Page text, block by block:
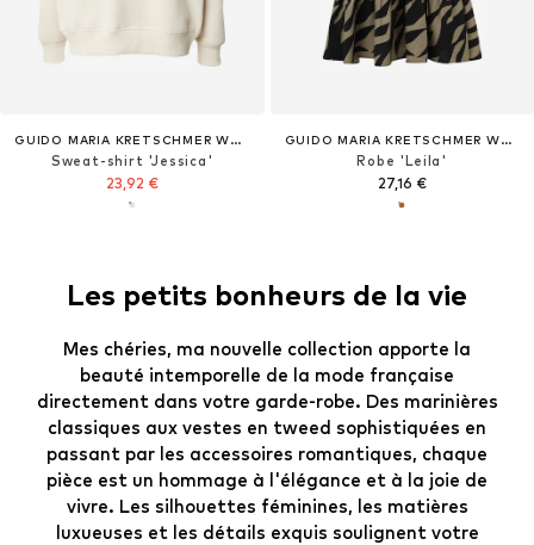
GUIDO MARIA KRETSCHMER WOMEN
Sweat-shirt 'Jessica'
23,92 €
GUIDO MARIA KRETSCHMER WOMEN
Robe 'Leila'
27,16 €
Les petits bonheurs de la vie
Mes chéries, ma nouvelle collection apporte la
beauté intemporelle de la mode française
directement dans votre garde-robe. Des marinières
classiques aux vestes en tweed sophistiquées en
passant par les accessoires romantiques, chaque
pièce est un hommage à l'élégance et à la joie de
vivre. Les silhouettes féminines, les matières
luxueuses et les détails exquis soulignent votre